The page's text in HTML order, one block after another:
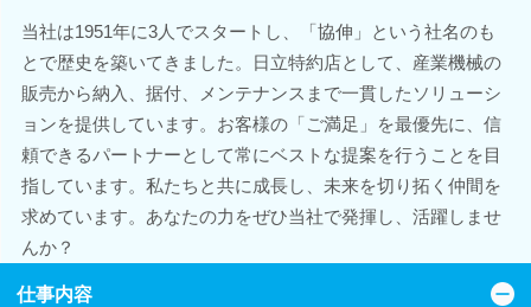
当社は1951年に3人でスタートし、「協伸」という社名のも
とで歴史を築いてきました。日立特約店として、産業機械の
販売から納入、据付、メンテナンスまで一貫したソリューシ
ョンを提供しています。お客様の「ご満足」を最優先に、信
頼できるパートナーとして常にベストな提案を行うことを目
指しています。私たちと共に成長し、未来を切り拓く仲間を
求めています。あなたの力をぜひ当社で発揮し、活躍しませ
んか？
仕事内容